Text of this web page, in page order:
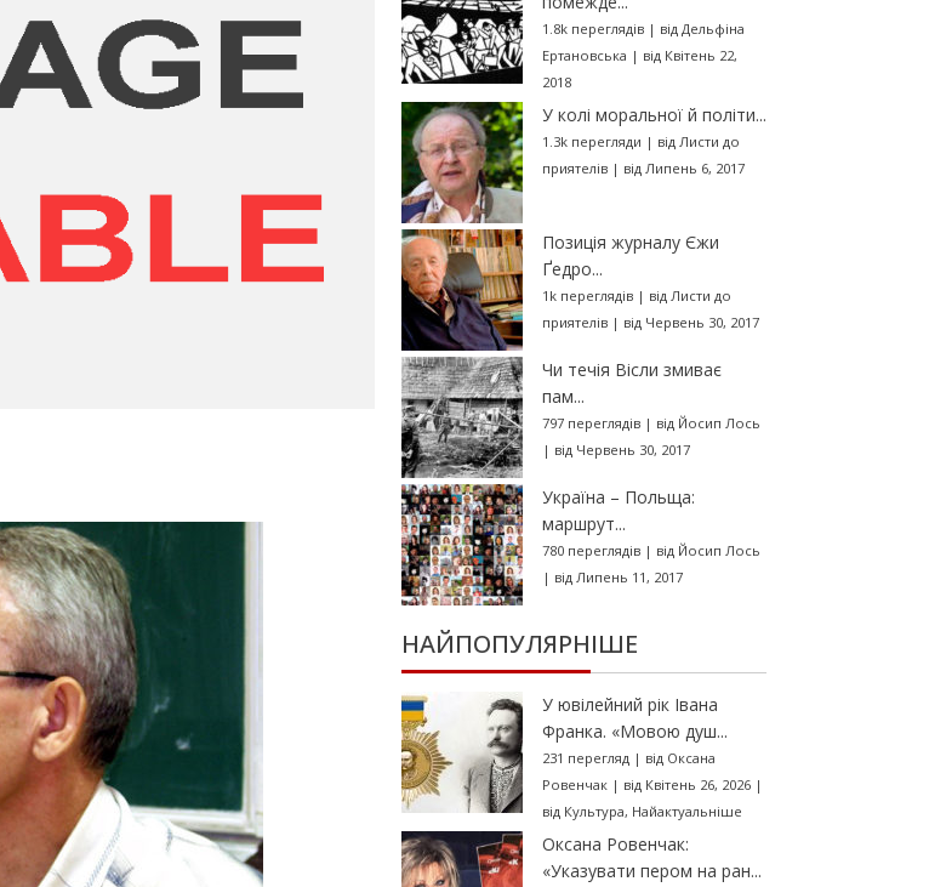
1.8k переглядів| від Дельфіна
Ертановська | від Квітень 22,
2018
У колі моральної й політи...
1.3k перегляди | від Листи до
приятелів| від Липень 6, 2017
Позиція журналу Єжи
Ґедро...
1k переглядів| від Листи до
приятелів| від Червень 30, 2017
Чи течія Вісли змиває
пам...
797 переглядів| від Йосип Лось
| від Червень 30, 2017
Україна – Польща:
маршрут...
780 переглядів| від Йосип Лось
| від Липень 11, 2017
НАЙПОПУЛЯРНІШЕ
У ювілейний рік Івана
Франка. «Мовою душ...
231 перегляд| від Оксана
Ровенчак| від Квітень 26, 2026|
від Культура, Найактуальніше
Оксана Ровенчак:
«Указувати пером на ран...